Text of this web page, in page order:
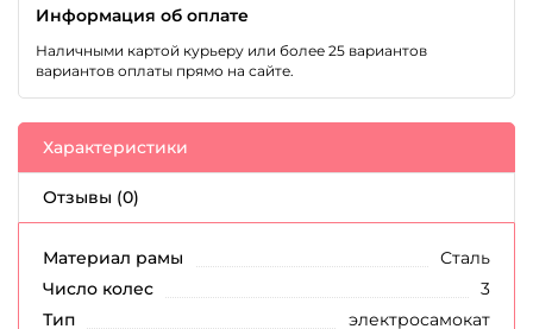
Информация об оплате
Наличными картой курьеру или более 25 вариантов
вариантов оплаты прямо на сайте.
Характеристики
Отзывы (0)
Материал рамы
Сталь
Число колес
3
Тип
электросамокат